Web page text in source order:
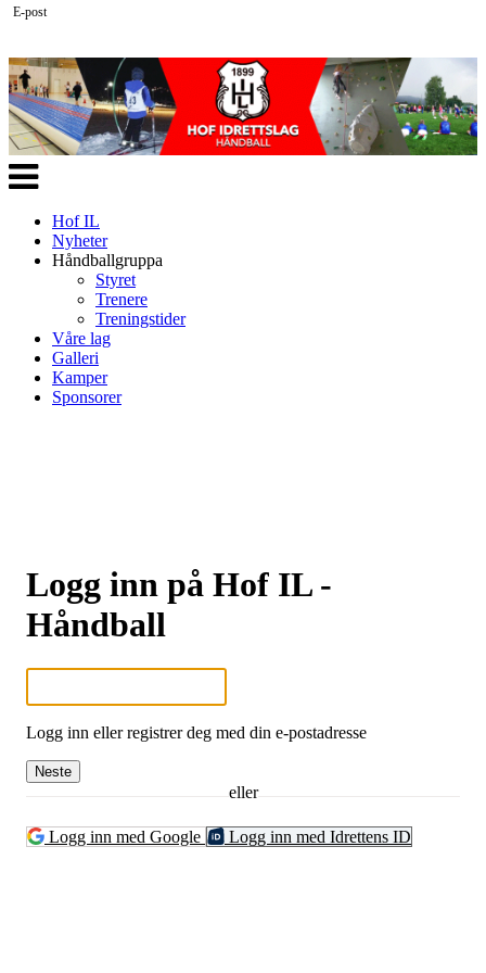
Veksle
navigasjon
Hof IL
Nyheter
Håndballgruppa
Styret
Trenere
Treningstider
Våre lag
Galleri
Kamper
Sponsorer
Logg inn på Hof IL -
Håndball
E-post
Logg inn eller registrer deg med din e-postadresse
Neste
eller
Logg inn med Google Logg inn med Idrettens ID